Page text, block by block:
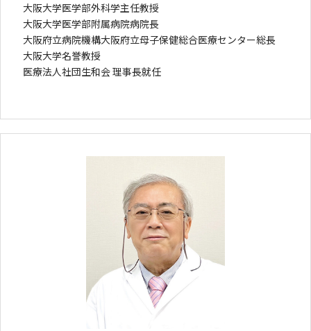
大阪大学医学部外科学主任教授
大阪大学医学部附属病院病院長
大阪府立病院機構大阪府立母子保健総合医療センター総長
大阪大学名誉教授
医療法人社団生和会 理事長就任